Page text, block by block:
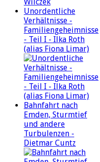
Unordentliche
Verhältnisse -
Familiengeheimnisse
- Teil I - Ilka Roth
(alias Fiona Limar)
Bahnfahrt nach
Emden, Sturmtief
und andere
Turbulenzen -
Dietmar Cuntz